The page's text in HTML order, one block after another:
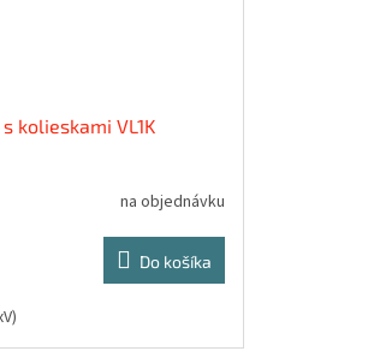
kolieskami VL1K
na objednávku
Do košíka